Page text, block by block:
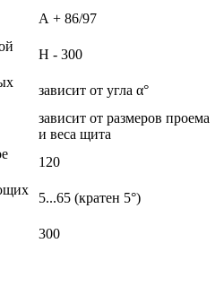
А + 86/97
Н - 300
зависит от угла α°
зависит от размеров проема
и веса щита
120
5...65 (кратен 5°)
300